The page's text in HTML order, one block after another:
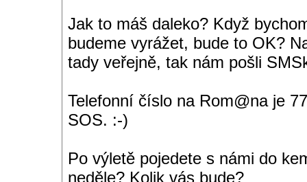
Jak to máš daleko? Když
budeme vyrážet, bude to OK?
tady veřejně, tak nám pošli
Telefonní číslo na Rom@na je
SOS. :-)
Po výletě pojedete s námi do
neděle? Kolik vás bude?